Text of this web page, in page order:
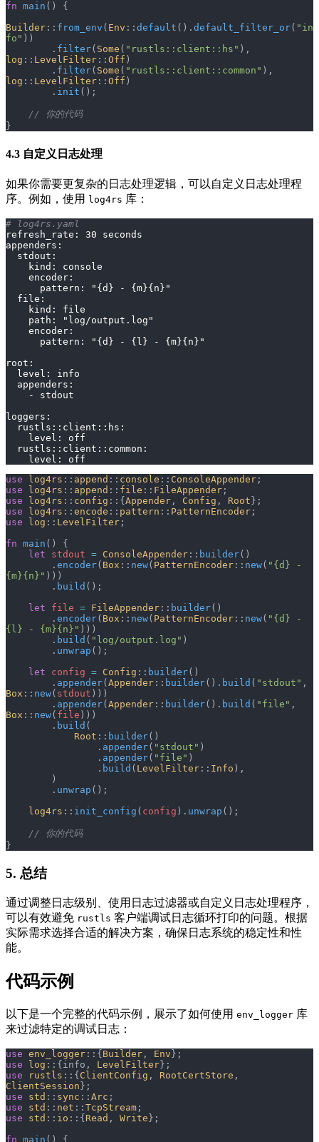
fn main () {
Builder :: from_env ( Env :: default (). default_filter_or( "in
fo" ))
        .
filter( Some ( "rustls::client::hs"
log :: LevelFilter :: Off )
        .
filter( Some ( "rustls::client::common"
log :: LevelFilter :: Off )
        .
init ();
    // 你的代码
}
4.3 自定义日志处理
如果你需要更复杂的日志处理逻辑，可以自定义日志处理程
序。例如，使用 log4rs 库：
# log4rs.yaml
refresh_rate: 30 seconds
appenders:
  stdout:
    kind: console
    encoder:
      pattern: "{d} - {m}{n}"
  file:
    kind: file
    path: "log/output.log"
    encoder:
      pattern: "{d} - {l} - {m}{n}"
root:
  level: info
  appenders:
    - stdout
loggers:
  rustls::client::hs:
    level: off
  rustls::client::common:
    level: off
use log4rs :: append :: console :: ConsoleAppender ;
use log4rs :: append :: file :: FileAppender ;
use log4rs :: config ::{ Appender , Config , Root };
use log4rs :: encode :: pattern :: PatternEncoder ;
use log :: LevelFilter ;
fn main () {
    let
stdout = ConsoleAppender :: builder()
        .
encoder( Box :: new( PatternEncoder :: new( "{d} -
{m}{n}" )))
        .
build ();
    let
file = FileAppender :: builder()
        .
encoder( Box :: new( PatternEncoder :: new( "{d} -
{l} - {m}{n}" )))
        .
build ( "log/output.log" )
        .
unwrap ();
    let
config = Config :: builder()
        .
appender( Appender :: builder(). build ( "stdout"
Box :: new( stdout )))
        .
appender( Appender :: builder(). build ( "file"
Box :: new( file )))
        .
build (
            Root
:: builder()
                .
appender( "stdout" )
                .
appender( "file" )
                .
build ( LevelFilter :: Info ),
        )
        .
unwrap ();
    log4rs
:: init_config ( config ). unwrap ();
    // 你的代码
}
5. 总结
通过调整日志级别、使用日志过滤器或自定义日志处理程序，
可以有效避免 rustls 客户端调试日志循环打印的问题。根据
实际需求选择合适的解决方案，确保日志系统的稳定性和性
能。
代码示例
以下是一个完整的代码示例，展示了如何使用 env_logger 库
来过滤特定的调试日志：
use env_logger ::{ Builder , Env };
use log ::{info, LevelFilter };
use rustls ::{ ClientConfig , RootCertStore
ClientSession };
use std :: sync :: Arc ;
use std :: net :: TcpStream ;
use std :: io ::{ Read , Write };
fn main () {